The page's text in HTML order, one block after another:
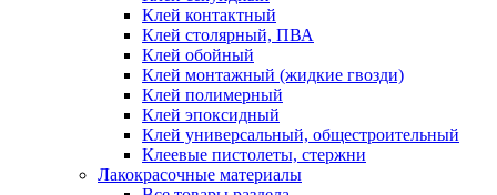
Клей контактный
Клей столярный, ПВА
Клей обойный
Клей монтажный (жидкие гвозди)
Клей полимерный
Клей эпоксидный
Клей универсальный, общестроительный
Клеевые пистолеты, стержни
Лакокрасочные материалы